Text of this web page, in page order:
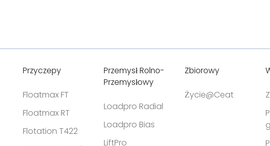
Przyczepy
Floatmax FT
Floatmax RT
Flotation T422
Przemysł Rolno-
Przemysłowy
Loadpro Radial
Loadpro Bias
LiftPro
Zbiorowy
Życie@Ceat